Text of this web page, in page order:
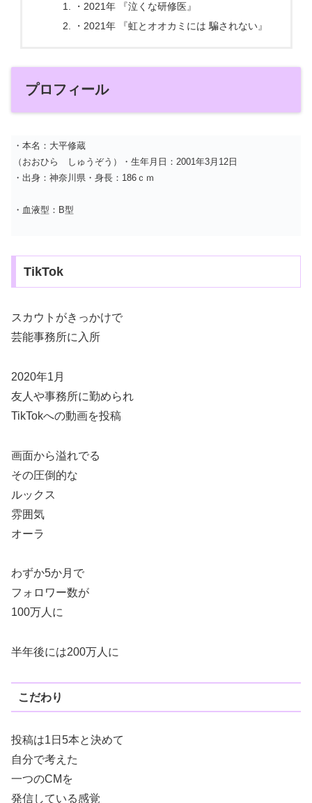
・2021年 『泣くな研修医』
・2021年 『虹とオオカミには 騙されない』
プロフィール
・本名：大平修蔵
（おおひら しゅうぞう）・生年月日：2001年3月12日
・出身：神奈川県・身長：186ｃｍ
・血液型：B型
TikTok
スカウトがきっかけで
芸能事務所に入所
2020年1月
友人や事務所に勤められ
TikTokへの動画を投稿
画面から溢れでる
その圧倒的な
ルックス
雰囲気
オーラ
わずか5か月で
フォロワー数が
100万人に
半年後には200万人に
こだわり
投稿は1日5本と決めて
自分で考えた
一つのCMを
発信している感覚